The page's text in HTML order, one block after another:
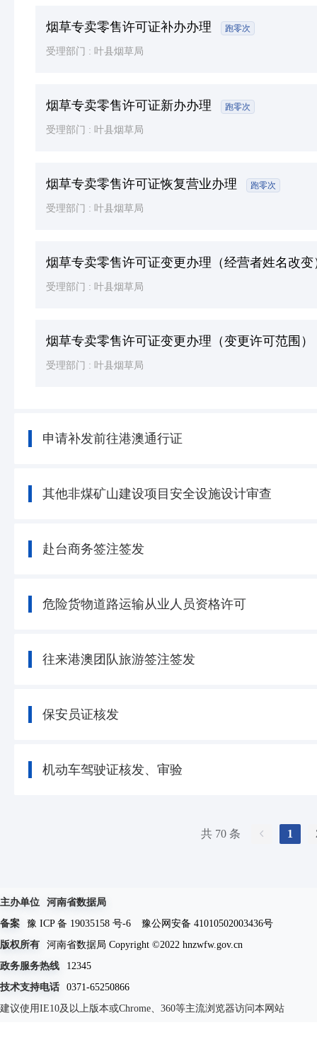
烟草专卖零售许可证补办办理 跑零次
受理部门 : 叶县烟草局
烟草专卖零售许可证新办办理 跑零次
受理部门 : 叶县烟草局
烟草专卖零售许可证恢复营业办理 跑零次
受理部门 : 叶县烟草局
烟草专卖零售许可证变更办理（经营者姓名改
受理部门 : 叶县烟草局
烟草专卖零售许可证变更办理（变更许可范围）
受理部门 : 叶县烟草局
申请补发前往港澳通行证
其他非煤矿山建设项目安全设施设计审查
赴台商务签注签发
危险货物道路运输从业人员资格许可
往来港澳团队旅游签注签发
保安员证核发
机动车驾驶证核发、审验
共 70 条 1
主办单位
河南省数据局
备案
豫 ICP 备 19035158 号-6
豫公网安备 41010502003436号
版权所有
河南省数据局 Copyright ©2022 hnzwfw.gov.cn
政务服务热线
12345
技术支持电话
0371-65250866
建议使用IE10及以上版本或Chrome、360等主流浏览器访问本网站